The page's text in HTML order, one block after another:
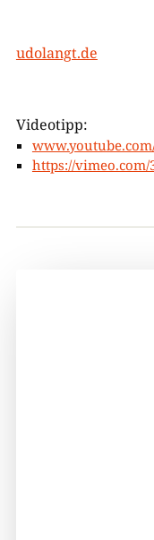
udolangt.de
Videotipp:
https://vimeo.com/